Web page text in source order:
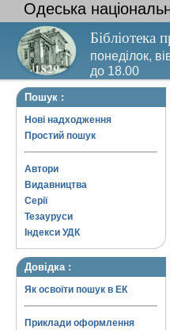
Одеська
Бібліотека
понеділок,
до 18.00
Вихідний
Пошук :
Нові надходження
Простий пошук
Автори
Видавництва
Серії
Тезауруси
Індекси УДК
Довідка :
Як освоїти пошук в ЕК
Приклади оформлення